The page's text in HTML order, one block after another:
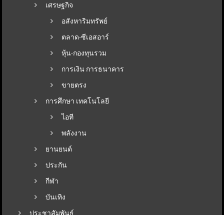
เศรษฐกิจ
อสังหาริมทรัพย์
ตลาด-ซีเอสอาร์
หุ้น-กองทุนรวม
การเงิน การธนาคาร
ขายตรง
การศึกษา เทคโนโลยี
ไอที
พลังงาน
ยานยนต์
ประกัน
กีฬา
บันเทิง
ประชาสัมพันธ์